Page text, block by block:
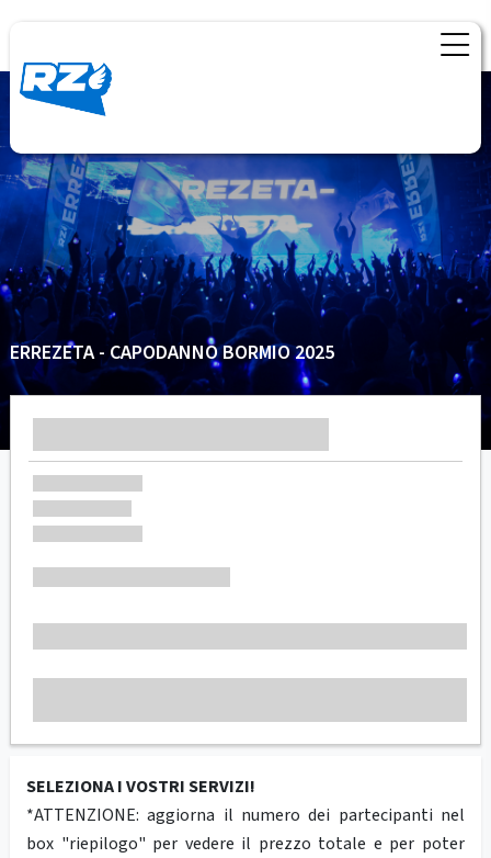
ERREZETA - CAPODANNO BORMIO 2025
SELEZIONA I VOSTRI SERVIZI!
*ATTENZIONE: aggiorna il numero dei partecipanti nel
box "riepilogo" per vedere il prezzo totale e per poter